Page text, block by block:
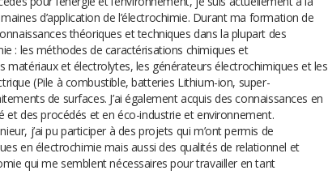
d’application de l’électrochimie. Durant ma formation de
théoriques et techniques dans la plupart des
: les méthodes de caractérisations chimiques et
matériaux et électrolytes, les générateurs électrochimiques et les
(Pile à combustible, batteries Lithium-ion, super-
de surfaces. J’ai également acquis des connaissances en
et des procédés et en éco-industrie et environnement.
j’ai pu participer à des projets qui m’ont permis de
en électrochimie mais aussi des qualités de relationnel et
qui me semblent nécessaires pour travailler en tant